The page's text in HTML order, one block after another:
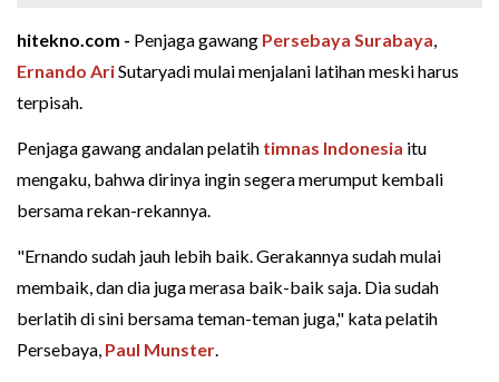
hitekno.com - Penjaga gawang Persebaya Surabaya,
Ernando AriSutaryadi mulai menjalani latihan meski harus
terpisah.
Penjaga gawang andalan pelatih timnas Indonesia itu
mengaku, bahwa dirinya ingin segera merumput kembali
bersama rekan-rekannya.
"Ernando sudah jauh lebih baik. Gerakannya sudah mulai
membaik, dan dia juga merasa baik-baik saja. Dia sudah
berlatih di sini bersama teman-teman juga," kata pelatih
Persebaya, Paul Munster.